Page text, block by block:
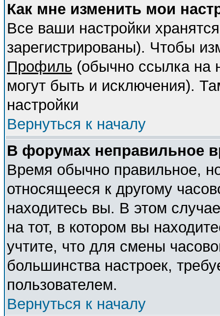
Как мне изменить мои
Все ваши настройки
зарегистрированы). Чтобы
Профиль (обычно ссылка на
могут быть и исключения).
настройки
Вернуться к началу
В форумах неправильное
Время обычно правильное,
относящееся к другому
находитесь вы. В этом
на тот, в котором вы
учтите, что для смены
большинства настроек,
пользователем.
Вернуться к началу